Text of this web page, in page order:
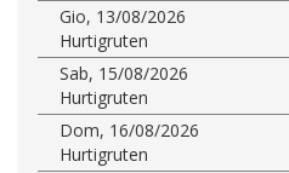
Gio, 13/08/2026
Hurtigruten
Sab, 15/08/2026
Hurtigruten
Dom, 16/08/2026
Hurtigruten